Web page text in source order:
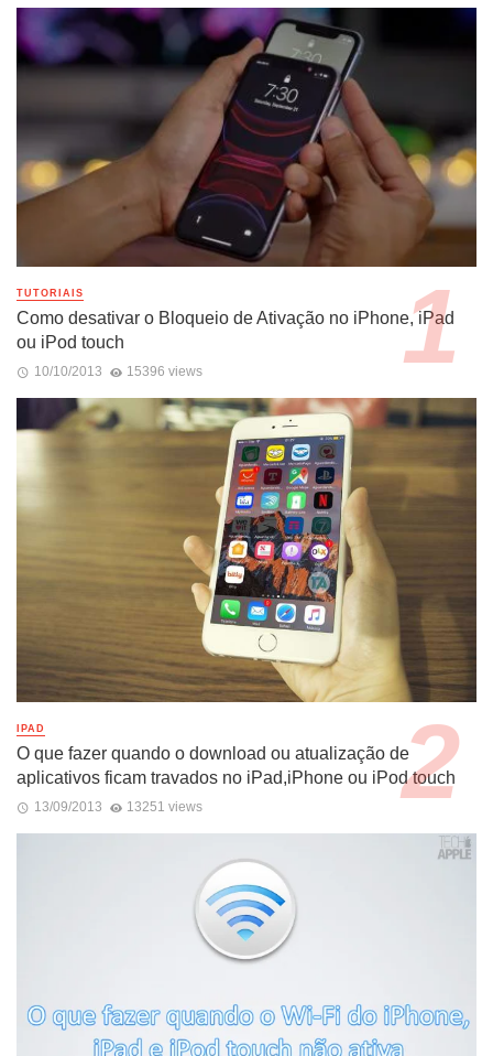
TUTORIAIS
Como desativar o Bloqueio de Ativação no iPhone, iPad
ou iPod touch
10/10/2013 15396 views
IPAD
O que fazer quando o download ou atualização de
aplicativos ficam travados no iPad,iPhone ou iPod touch
13/09/2013 13251 views